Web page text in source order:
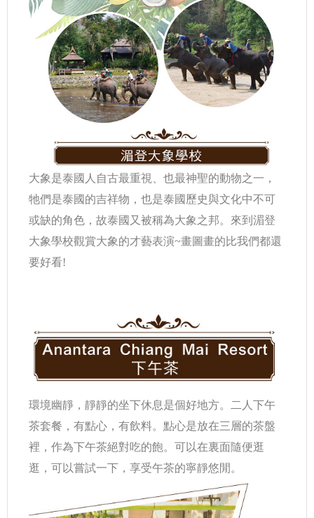
大象是泰國人自古最重視、也最神聖的動物之一，
牠們是泰國的吉祥物，也是泰國歷史與文化中不可
或缺的角色，故泰國又被稱為大象之邦。來到湄登
大象學校觀賞大象的才藝表演~畫圖畫的比我們都還
要好看!
環境幽靜，靜靜的坐下休息是個好地方。二人下午
茶套餐，有點心，有飲料。點心是放在三層的茶盤
裡，作為下午茶絕對吃的飽。可以在裏面隨便逛
逛，可以嘗試一下，享受午茶的寧靜悠閒。